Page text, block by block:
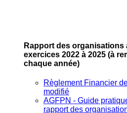
Rapport des
exercices 2022 à 2025 (à
chaque année)
Règlement Financier
modifié
AGFPN ‐ Guide
rapport des